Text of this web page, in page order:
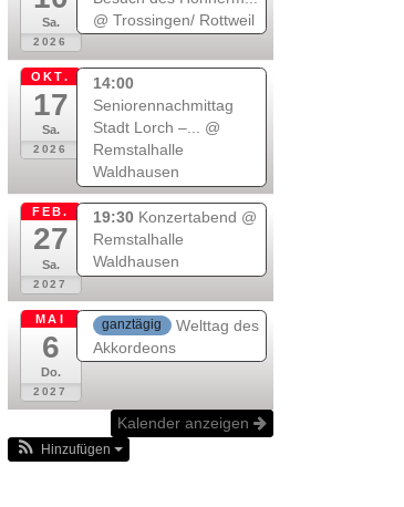
Sa.
2026
@ Trossingen/ Rottweil
OKT.
17
Sa.
2026
14:00
Seniorennachmittag
Stadt Lorch –... @
Remstalhalle
Waldhausen
FEB.
27
Sa.
2027
19:30 Konzertabend @
Remstalhalle
Waldhausen
MAI
6
Do.
2027
ganztägig
Welttag des
Akkordeons
Kalender anzeigen
Hinzufügen